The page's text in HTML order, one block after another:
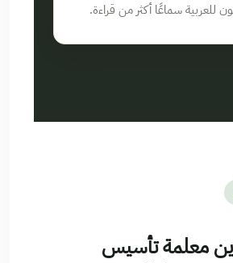
للعربية سماعًا أكثر من قراءة.
معلمة تأسيس